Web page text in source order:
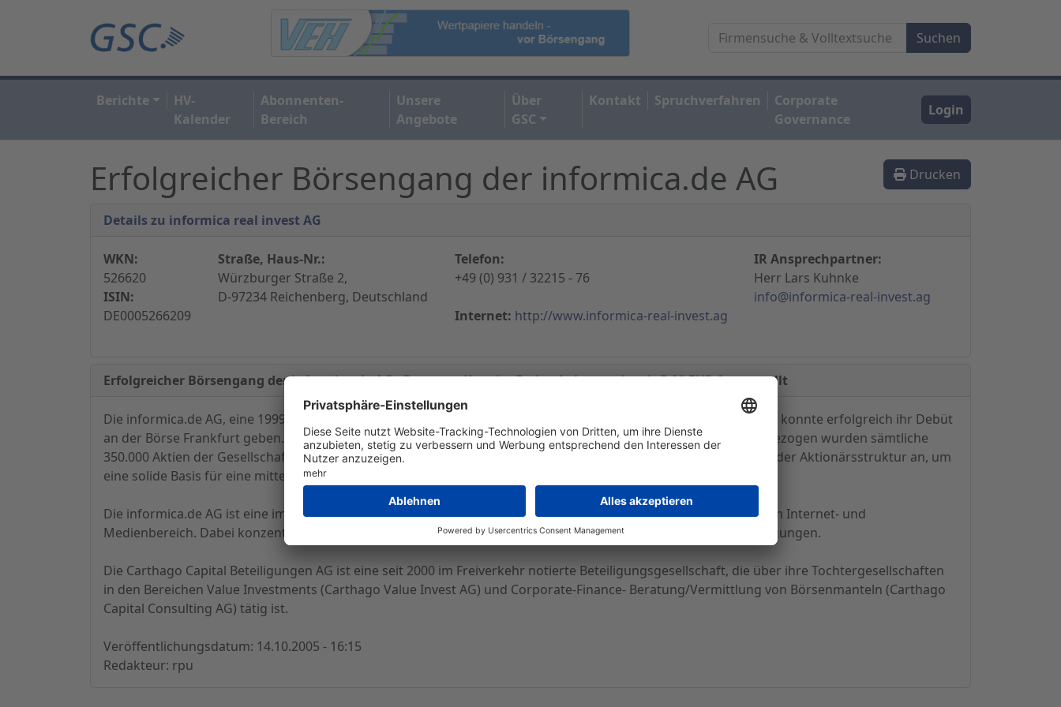
Berichte
HV-
Kalender
Abonnenten-
Bereich
Unsere
Angebote
Über
GSC
Kontakt Spruchverfahren
Corporate
Governance
Login
Drucken
Erfolgreicher Börsengang der informica.de AG
Details zu informica real invest AG
WKN:
526620
ISIN:
DE0005266209
Straße, Haus-Nr.:
Würzburger Straße 2,
D-97234 Reichenberg, Deutschland
Telefon:
+49 (0) 931 / 32215 - 76
Internet: http://www.informica-real-invest.ag
IR Ansprechpartner:
Herr Lars Kuhnke
info@informica-real-invest.ag
Erfolgreicher Börsengang der informica.de AG - Der erste Kurs im Freiverkehr wurde mit 5,00 EUR festgestellt
Die informica.de AG, eine 1999 gegründete, indirekte Tochtergesellschaft der Carthago Capital Beteiligungen AG, konnte erfolgreich ihr Debüt
an der Börse Frankfurt geben. Der erste Kurs im Freiverkehr wurde mit 5,00 EUR festgestellt. In den Handel einbezogen wurden sämtliche
350.000 Aktien der Gesellschaft. Die informica.de AG strebt mit der Aufnahme der Notierung eine Verbreiterung der Aktionärsstruktur an, um
eine solide Basis für eine mittelfristig geplante Kapitalerhöhung zu legen.
Die informica.de AG ist eine im Freiverkehr notierte Beteiligungsgesellschaft mit Schwerpunkt auf Investments im Internet- und
Medienbereich. Dabei konzentriert sich die Gesellschaft vor allem auf Investments in kleinere, unnotierte Beteiligungen.
Die Carthago Capital Beteiligungen AG ist eine seit 2000 im Freiverkehr notierte Beteiligungsgesellschaft, die über ihre Tochtergesellschaften
in den Bereichen Value Investments (Carthago Value Invest AG) und Corporate-Finance- Beratung/Vermittlung von Börsenmanteln (Carthago
Capital Consulting AG) tätig ist.
Veröffentlichungsdatum: 14.10.2005 - 16:15
Redakteur: rpu